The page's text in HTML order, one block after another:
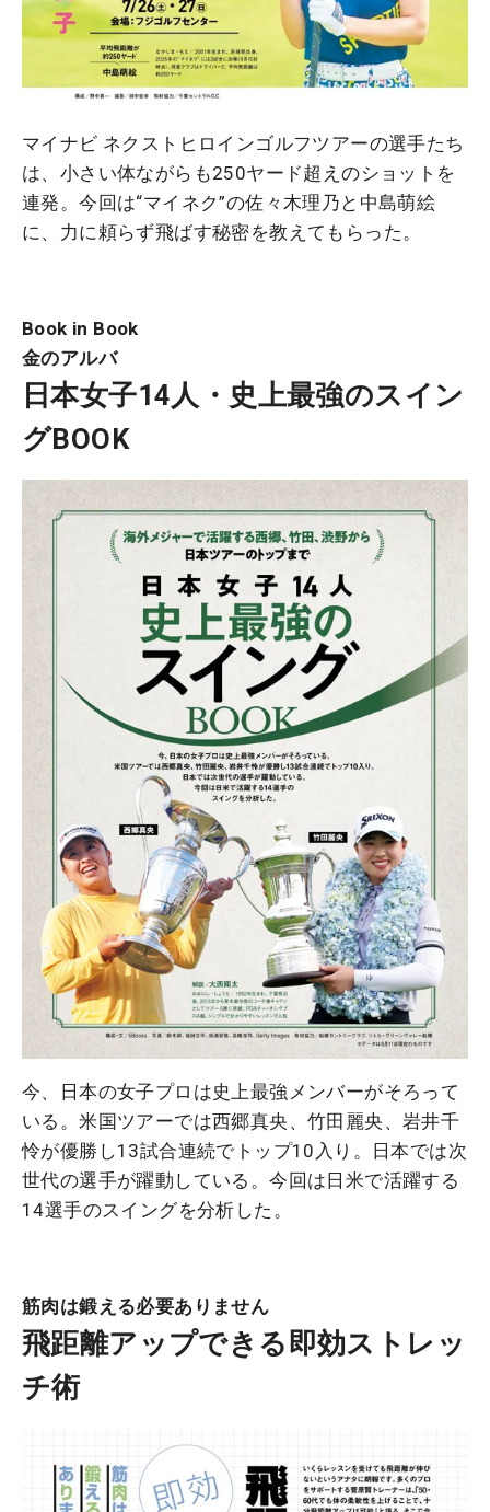
マイナビ ネクストヒロインゴルフツアーの選手たち
は、小さい体ながらも250ヤード超えのショットを
連発。今回は“マイネク”の佐々木理乃と中島萌絵
に、力に頼らず飛ばす秘密を教えてもらった。
Book in Book
金のアルバ
日本女子14人・史上最強のスイン
グBOOK
今、日本の女子プロは史上最強メンバーがそろって
いる。米国ツアーでは西郷真央、竹田麗央、岩井千
怜が優勝し13試合連続でトップ10入り。日本では次
世代の選手が躍動している。今回は日米で活躍する
14選手のスイングを分析した。
筋肉は鍛える必要ありません
飛距離アップできる即効ストレッ
チ術